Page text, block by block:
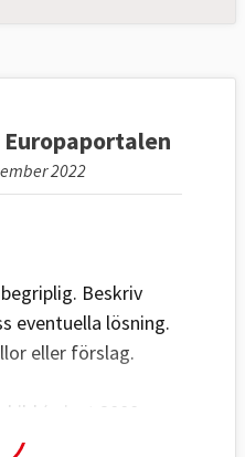
2022
Beskriv
eventuella lösning.
eller förslag.
(minst 2000
liggande format.